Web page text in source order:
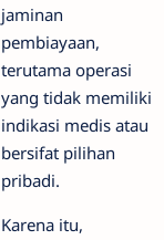
jaminan
pembiayaan,
terutama operasi
yang tidak memiliki
indikasi medis atau
bersifat pilihan
pribadi.
Karena itu,